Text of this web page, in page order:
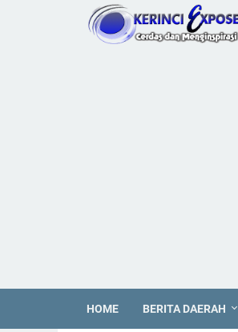
HOME BERITA DAERAH